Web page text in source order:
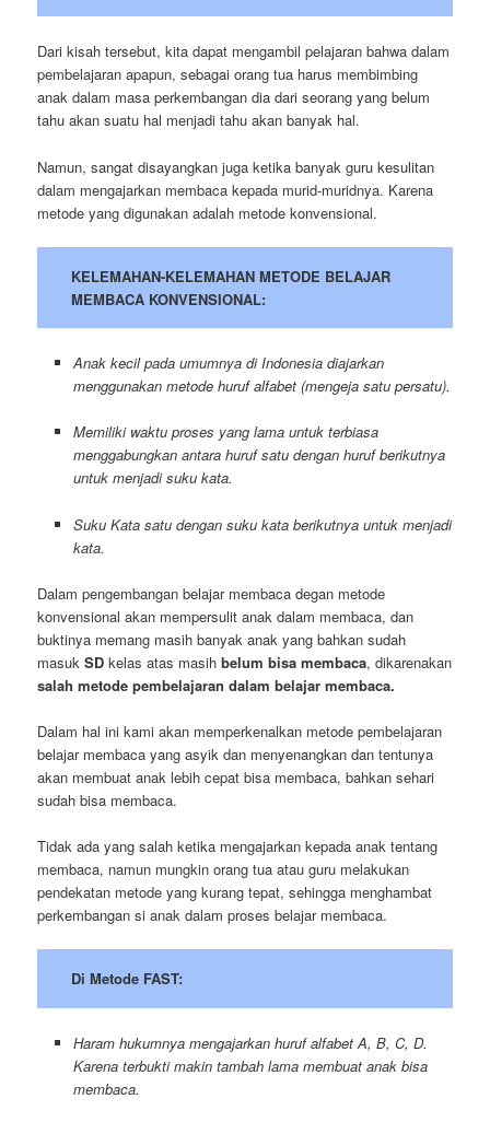
Dari kisah tersebut, kita dapat mengambil pelajaran bahwa dalam
pembelajaran apapun, sebagai orang tua harus membimbing
anak dalam masa perkembangan dia dari seorang yang belum
tahu akan suatu hal menjadi tahu akan banyak hal.
Namun, sangat disayangkan juga ketika banyak guru kesulitan
dalam mengajarkan membaca kepada murid-muridnya. Karena
metode yang digunakan adalah metode konvensional.
KELEMAHAN-KELEMAHAN METODE BELAJAR
MEMBACA KONVENSIONAL:
Anak kecil pada umumnya di Indonesia diajarkan
menggunakan metode huruf alfabet (mengeja satu persatu).
Memiliki waktu proses yang lama untuk terbiasa
menggabungkan antara huruf satu dengan huruf berikutnya
untuk menjadi suku kata.
Suku Kata satu dengan suku kata berikutnya untuk menjadi
kata.
Dalam pengembangan belajar membaca degan metode
konvensional akan mempersulit anak dalam membaca, dan
buktinya memang masih banyak anak yang bahkan sudah
masukSD kelas atas masihbelum bisa membaca, dikarenakan
salah metode pembelajaran dalam belajar membaca.
Dalam hal ini kami akan memperkenalkan metode pembelajaran
belajar membaca yang asyik dan menyenangkan dan tentunya
akan membuat anak lebih cepat bisa membaca, bahkan sehari
sudah bisa membaca.
Tidak ada yang salah ketika mengajarkan kepada anak tentang
membaca, namun mungkin orang tua atau guru melakukan
pendekatan metode yang kurang tepat, sehingga menghambat
perkembangan si anak dalam proses belajar membaca.
Di Metode FAST:
Haram hukumnya mengajarkan huruf alfabet A, B, C, D.
Karena terbukti makin tambah lama membuat anak bisa
membaca.